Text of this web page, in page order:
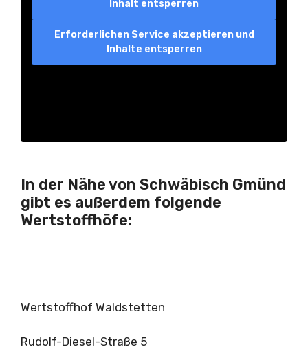
Inhalt entsperren
Erforderlichen Service akzeptieren und
Inhalte entsperren
In der Nähe von Schwäbisch Gmünd
gibt es außerdem folgende
Wertstoffhöfe:
Wertstoffhof Waldstetten
Rudolf-Diesel-Straße 5